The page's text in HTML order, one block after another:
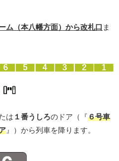
ム（本八幡方面）から改札口 ま
は １番うしろのドア（『６号車
』）から列車を降ります。